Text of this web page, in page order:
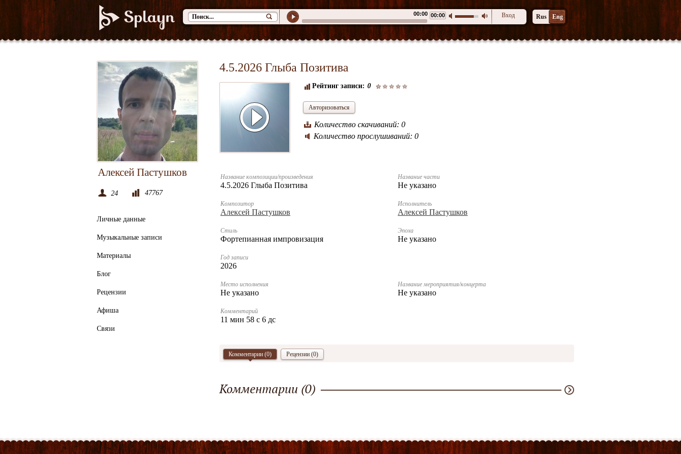
00:00 00:00 Вход Rus Eng
Алексей Пастушков
24 47767
Личные данные
Музыкальные записи
Материалы
Блог
Рецензии
Афиша
Связи
4.5.2026 Глыба Позитива
Рейтинг записи: 0
Авторизоваться
Количество скачиваний: 0
Количество прослушиваний: 0
Название композиции/произведения
4.5.2026 Глыба Позитива
Название части
Не указано
Композитор
Алексей Пастушков
Исполнитель
Алексей Пастушков
Стиль
Фортепианная импровизация
Эпоха
Не указано
Год записи
2026
Место исполнения
Не указано
Название мероприятия/концерта
Не указано
Комментарий
11 мин 58 с 6 дс
Комментарии (0) Рецензии (0)
Комментарии (0)